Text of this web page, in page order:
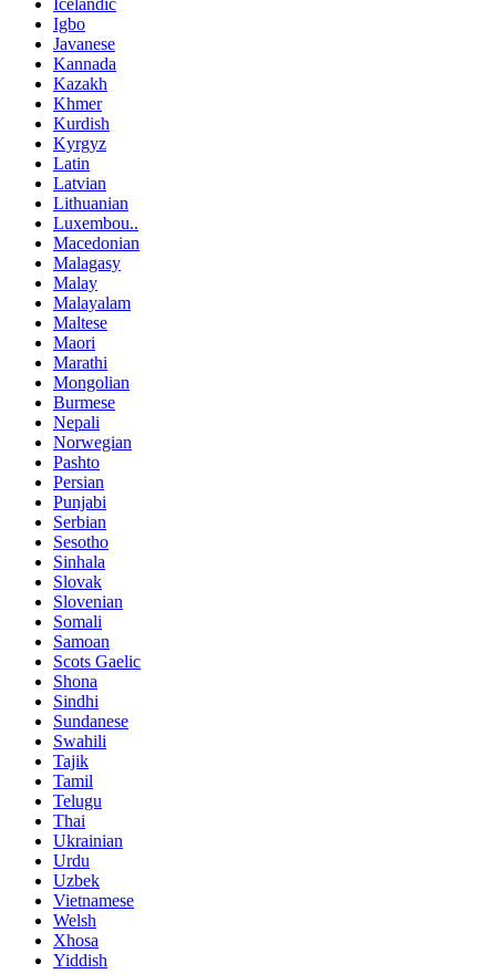
Igbo
Javanese
Kannada
Kazakh
Khmer
Kurdish
Kyrgyz
Latin
Latvian
Lithuanian
Luxembou..
Macedonian
Malagasy
Malay
Malayalam
Maltese
Maori
Marathi
Mongolian
Burmese
Nepali
Norwegian
Pashto
Persian
Punjabi
Serbian
Sesotho
Sinhala
Slovak
Slovenian
Somali
Samoan
Scots Gaelic
Shona
Sindhi
Sundanese
Swahili
Tajik
Tamil
Telugu
Thai
Ukrainian
Urdu
Uzbek
Vietnamese
Welsh
Xhosa
Yiddish